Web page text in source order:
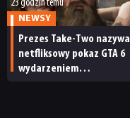
23 godzin temu
NEWSY
Prezes Take-Two nazywa
netfliksowy pokaz GTA 6
wydarzeniem